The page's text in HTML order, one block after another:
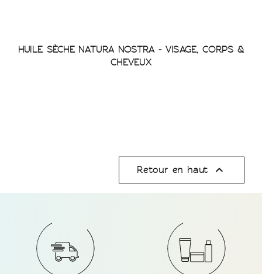
HUILE SÈCHE NATURA NOSTRA - VISAGE, CORPS &
CHEVEUX
Retour en haut 